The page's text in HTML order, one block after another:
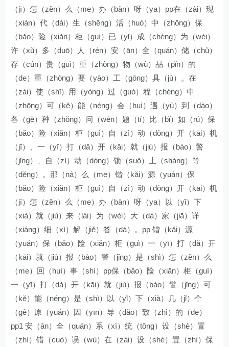
（jī）怎（zěn）么（me）办（bàn）呀（ya）pp在（zài）现
（xiàn）代（dài）生（shēng）活（huó）中（zhōng）保
（bǎo）险（xiǎn）柜（guì）已（yǐ）成（chéng）为（wèi）
许（xǔ）多（duō）人（rén）安（ān）全（quán）储（chǔ）
存（cún）贵（guì）重（zhòng）物（wù）品（pǐn）的
（de）重（zhòng）要（yào）工（gōng）具（jù）。在
（zài）使（shǐ）用（yòng）过（guò）程（chéng）中
（zhōng）可（kě）能（néng）会（huì）遇（yù）到（dào）
各（gè）种（zhǒng）问（wèn）题（tí）比（bǐ）如（rú）保
（bǎo）险（xiǎn）柜（guì）自（zì）动（dòng）开（kāi）机
（jī）、一（yī）打（dǎ）开（kāi）就（jiù）报（bào）警
（jǐng）、自（zì）动（dòng）锁（suǒ）上（shàng）等
（děng）。那（nà）么（me）锴（kǎi）源（yuán）保
（bǎo）险（xiǎn）柜（guì）自（zì）动（dòng）开（kāi）机
（jī）怎（zěn）么（me）办（bàn）呀（ya）以（yǐ）下
（xià）就（jiù）来（lái）为（wèi）大（dà）家（jiā）详
（xiáng）细（xì）解（jiě）答（dá）。pp 锴（kǎi）源
（yuán）保（bǎo）险（xiǎn）柜（guì）一（yī）打（dǎ）开
（kāi）就（jiù）报（bào）警（jǐng）是（shì）怎（zěn）么
（me）回（huí）事（shì）pp保（bǎo）险（xiǎn）柜（guì）
一（yī）打（dǎ）开（kāi）就（jiù）报（bào）警（jǐng）可
（kě）能（néng）是（shì）以（yǐ）下（xià）几（jǐ）个
（gè）原（yuán）因（yīn）导（dǎo）致（zhì）的（de）
pp1 安（ān）全（quán）系（xì）统（tǒng）设（shè）置
（zhì）错（cuò）误（wù）在（zài）设（shè）置（zhì）保